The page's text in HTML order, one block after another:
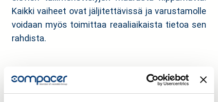
Kaikki vaiheet ovat jäljitettävissä ja varustamolle
voidaan myös toimittaa reaaliaikaista tietoa sen
rahdista.